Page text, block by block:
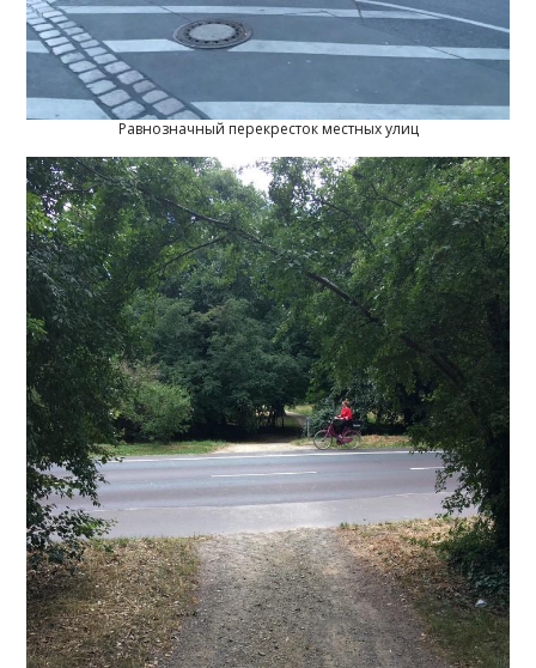
Равнозначный перекресток местных улиц